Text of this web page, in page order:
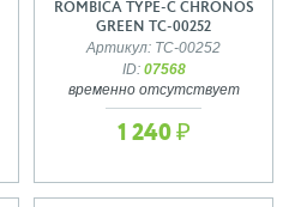
ROMBICA TYPE-C CHRONOS
GREEN TC-00252
Артикул: TC-00252
ID: 07568
временно отсутствует
1 240 ₽